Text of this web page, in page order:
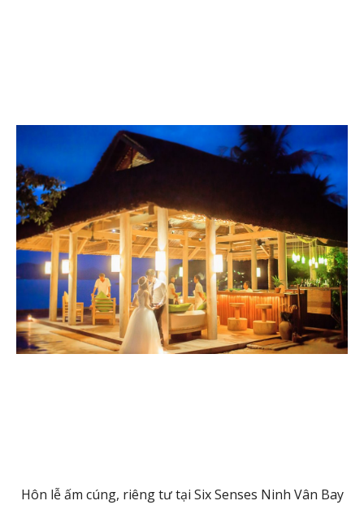
Hôn lễ ấm cúng, riêng tư tại Six Senses Ninh Vân Bay